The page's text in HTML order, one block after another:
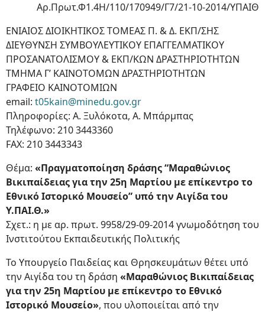
Αρ.Πρωτ.Φ1.4Η/110/170949/Γ7/21-10-2014/ΥΠΑΙΘ
ΕΝΙΑΙΟΣ ΔΙΟΙΚΗΤΙΚΟΣ ΤΟΜΕΑΣ Π. & Δ. ΕΚΠ/ΣΗΣ
ΔΙΕΥΘΥΝΣΗ ΣΥΜΒΟΥΛΕΥΤΙΚΟΥ ΕΠΑΓΓΕΛΜΑΤΙΚΟΥ
ΠΡΟΣΑΝΑΤΟΛΙΣΜΟΥ & ΕΚΠ/ΚΩΝ ΔΡΑΣΤΗΡΙΟΤΗΤΩΝ
ΤΜΗΜΑ Γ’ ΚΑΙΝΟΤΟΜΩΝ ΔΡΑΣΤΗΡΙΟΤΗΤΩΝ
ΓΡΑΦΕΙΟ ΚΑΙΝΟΤΟΜΙΩΝ
email: t05kain@minedu.gov.gr
Πληροφορίες: Α. Ξυλόκοτα, Α. Μπάρμπας
Τηλέφωνο: 210 3443360
FAX: 210 3443343
Θέμα: «Πραγματοποίηση δράσης “Μαραθώνιος
Βικιπαίδειας για την 25η Μαρτίου με επίκεντρο το
Εθνικό Ιστορικό Μουσείο” υπό την Αιγίδα του
Υ.ΠΑΙ.Θ.»
Σχετ.: η με αρ. πρωτ. 9958/29-09-2014 γνωμοδότηση του
Ινστιτούτου Εκπαιδευτικής Πολιτικής
Το Υπουργείο Παιδείας και Θρησκευμάτων θέτει υπό
την Αιγίδα του τη δράση «Μαραθώνιος Βικιπαίδειας
για την 25η Μαρτίου με επίκεντρο το Εθνικό
Ιστορικό Μουσείο», που υλοποιείται από την